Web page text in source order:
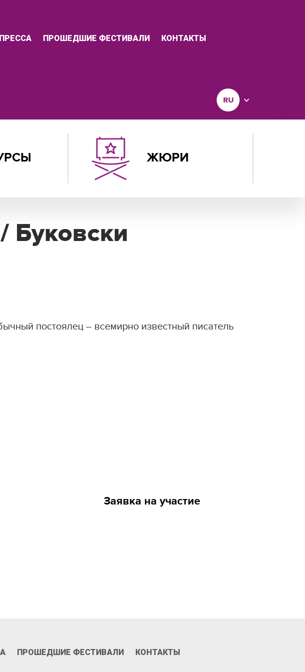
ПРЕССА ПРОШЕДШИЕ ФЕСТИВАЛИ КОНТАКТЫ
RU
ЖЮРИ
Буковски
постоялец – всемирно известный писатель
Заявка на участие
ПРОШЕДШИЕ ФЕСТИВАЛИ КОНТАКТЫ